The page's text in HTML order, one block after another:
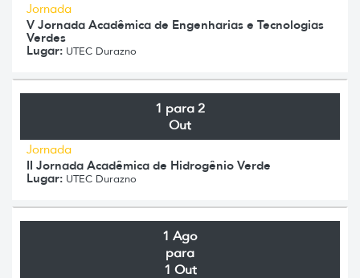
Jornada
V Jornada Acadêmica de Engenharias e Tecnologias
Verdes
Lugar: UTEC Durazno
1 para 2
Out
Jornada
II Jornada Acadêmica de Hidrogênio Verde
Lugar: UTEC Durazno
1 Ago
para
1 Out